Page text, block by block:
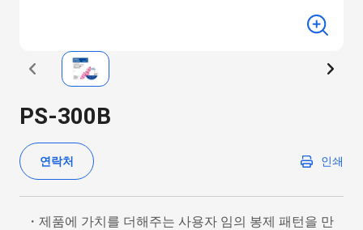
PS-300B
연락처 인쇄
・제품에 가치를 더해주는 사용자 임의 봉제 패턴을 만